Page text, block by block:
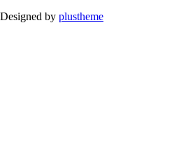
Designed by plustheme